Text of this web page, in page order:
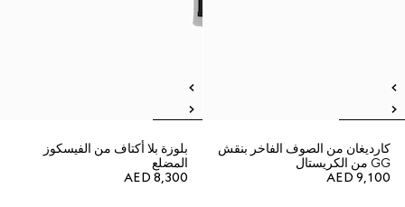
كارديغان من الصوف الفاخر بنقش
GG من الكريستال
AED 9,100
بلوزة بلا أكتاف من الفيسكوز
المضلع
AED 8,300